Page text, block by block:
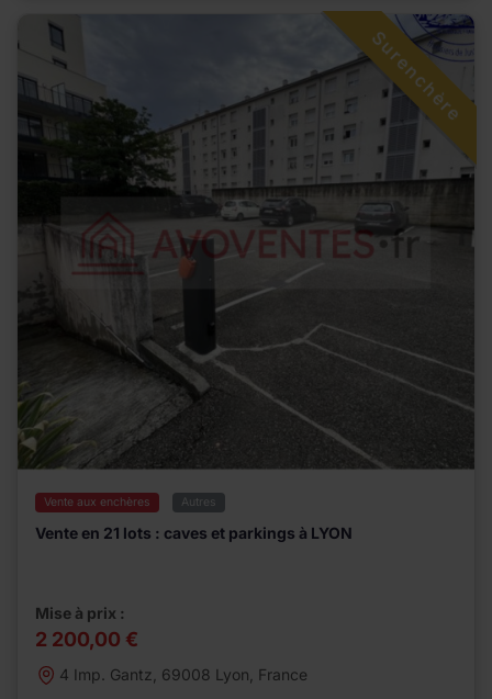
Vente aux enchères Autres
Vente en 21 lots : caves et parkings à LYON
Mise à prix :
2 200,00 €
4 Imp. Gantz, 69008 Lyon, France
Surenchère